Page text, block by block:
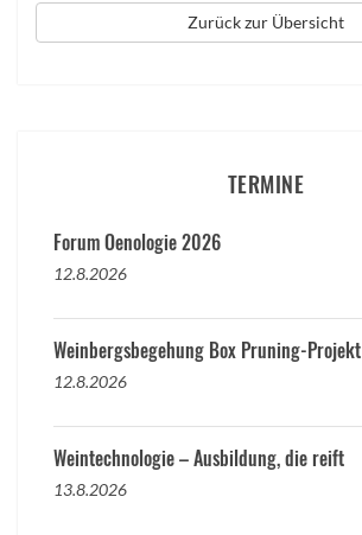
Zurück zur Übersicht
TERMINE
Forum Oenologie 2026
12.8.2026
Weinbergsbegehung Box Pruning-Projekt
12.8.2026
Weintechnologie – Ausbildung, die reift
13.8.2026